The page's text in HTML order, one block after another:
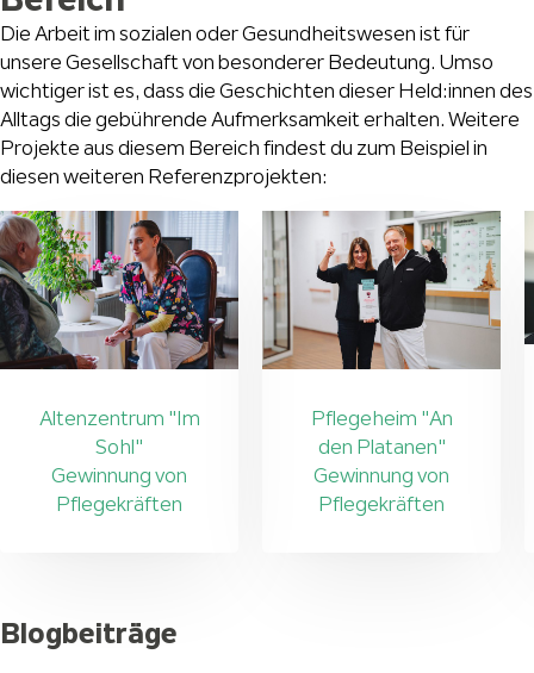
Die Arbeit im sozialen oder Gesundheitswesen ist für
unsere Gesellschaft von besonderer Bedeutung. Umso
wichtiger ist es, dass die Geschichten dieser Held:innen des
Alltags die gebührende Aufmerksamkeit erhalten. Weitere
Projekte aus diesem Bereich findest du zum Beispiel in
diesen weiteren Referenzprojekten:
Altenzentrum "Im
Sohl"
Gewinnung von
Pflegekräften
Pflegeheim "An
den Platanen"
Gewinnung von
Pflegekräften
Blogbeiträge